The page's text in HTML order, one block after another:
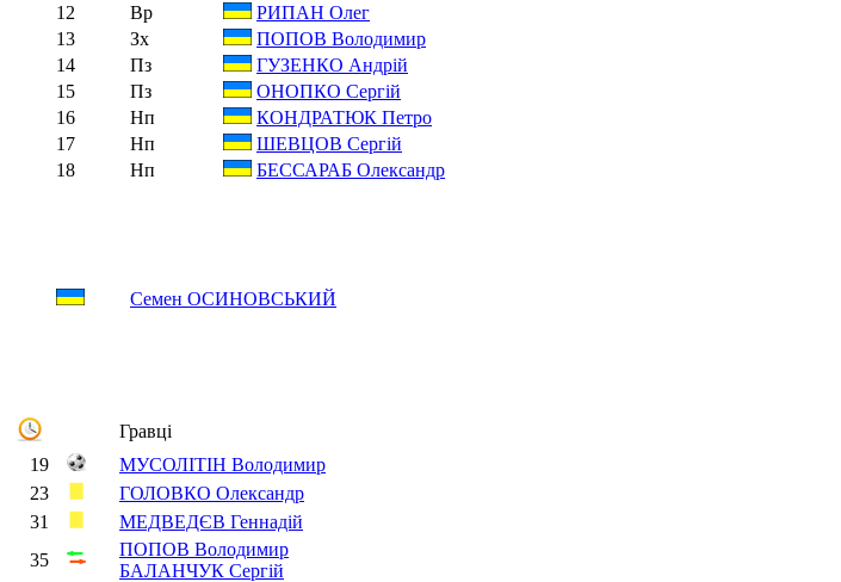
12 Вр
РИПАН Олег
13 Зх
ПОПОВ Володимир
14 Пз
ГУЗЕНКО Андрій
15 Пз
ОНОПКО Сергій
16 Нп
КОНДРАТЮК Петро
17 Нп
ШЕВЦОВ Сергій
18 Нп БЕССАРАБ Олександр
Семен ОСИНОВСЬКИЙ
Гравці
19
МУСОЛІТІН Володимир
23
ГОЛОВКО Олександр
31
МЕДВЕДЄВ Геннадій
35
ПОПОВ Володимир
БАЛАНЧУК Сергій